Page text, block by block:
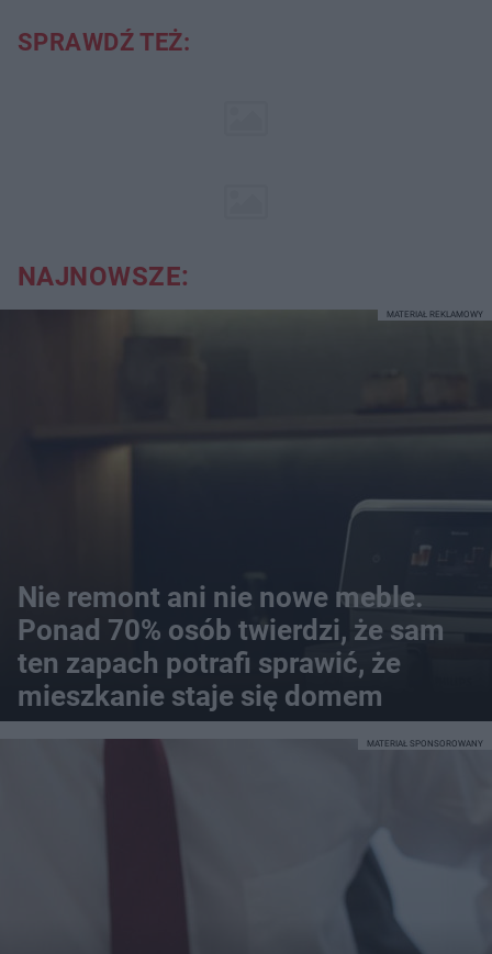
SPRAWDŹ TEŻ:
NAJNOWSZE:
Nie remont ani nie nowe meble.
Ponad 70% osób twierdzi, że sam
ten zapach potrafi sprawić, że
mieszkanie staje się domem
MATERIAŁ REKLAMOWY
MATERIAŁ SPONSOROWANY